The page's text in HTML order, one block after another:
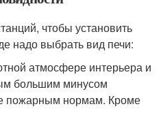
чтобы установить
надо выбрать вид печи:
атмосфере интерьера и
большим минусом
пожарным нормам. Кроме